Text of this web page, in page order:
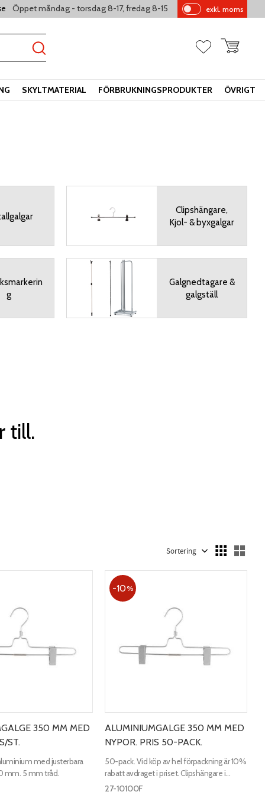
Öppet måndag - torsdag 8-17, fredag 8-15
Pr
s
exkl. moms
FavoriterKundvagn
SKYLTMATERIAL FÖRBRUKNINGSPRODUKTER ÖVRIGT
Clipshängare,
Kjol- & byxgalgar
g
Galgnedtagare &
galgställ
till.
350 MM MED
ST.
med justerbara
mm. 5 mm tråd.
ALUMINIUMGALGE 350 MM MED
NYPOR. PRIS 50-PACK.
50-pack. Vid köp av hel förpackning är 10%
rabatt avdraget i priset. Clipshängare i
aluminium med justerbara clips. Längd 350
27-10100F
10%